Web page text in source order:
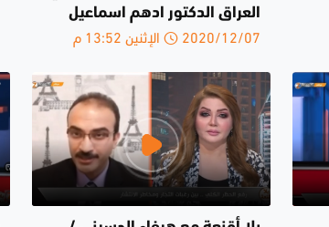
العراق الدكتور ادهم اسماعيل
2020/12/07 الإثنين 13:52 م